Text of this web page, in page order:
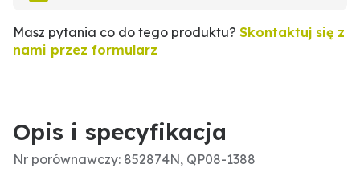
Masz pytania co do tego produktu? Skontaktuj się z
nami przez formularz
Opis i specyfikacja
Nr porównawczy: 852874N, QP08-1388